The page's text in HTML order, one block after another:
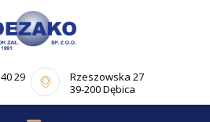
29
Rzeszowska 27
39-200 Dębica